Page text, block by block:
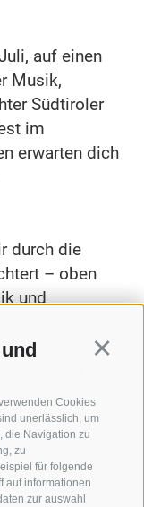
Cookies
unerlässlich, um
die Navigation zu
zu
für folgende
auf informationen
zur auswahl
auf einen
Musik,
Südtiroler
im
erwarten dich
durch die
– oben
und
oder
ist